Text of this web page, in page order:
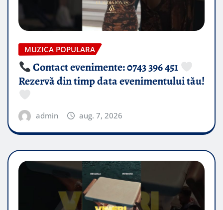
MUZICA POPULARA
Contact evenimente: 0743 396 451
Rezervă din timp data evenimentului tău!
admin aug. 7, 2026